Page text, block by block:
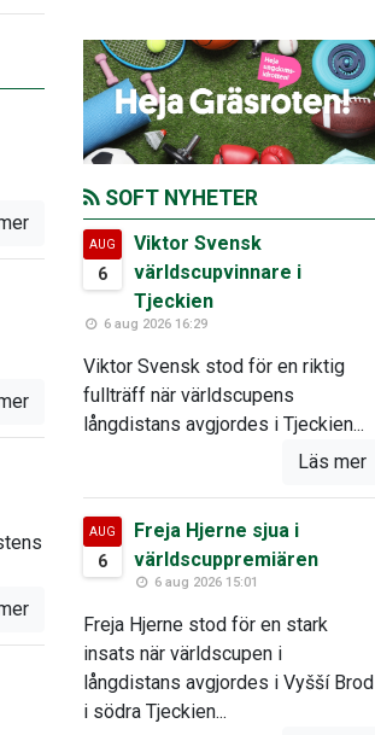
SOFT NYHETER
AUG
6
Viktor Svensk
världscupvinnare i
Tjeckien
6 aug 2026 16:29
Viktor Svensk stod för en riktig
fullträff när världscupens
långdistans avgjordes i Tjeckien...
Läs mer
AUG
6
Freja Hjerne sjua i
världscuppremiären
6 aug 2026 15:01
Freja Hjerne stod för en stark
insats när världscupen i
långdistans avgjordes i Vyšší Brod
i södra Tjeckien...